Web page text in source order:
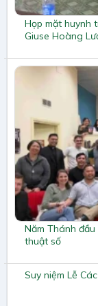
Họp mặt huynh
Giuse Hoàng
Năm Thánh
thuật số
Suy niệm Lễ